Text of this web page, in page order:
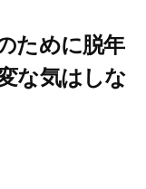
ために脱年
な気はしな